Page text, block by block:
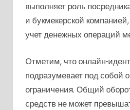
выполняет роль
и букмекерской
учет денежных операций
Отметим, что онлайн-
подразумевает под собой
ограничения. Общий
средств не может